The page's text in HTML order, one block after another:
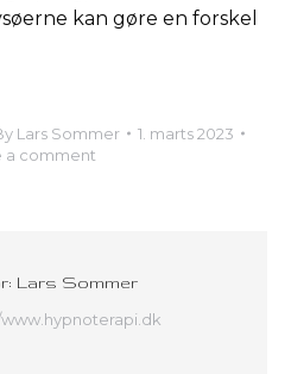
kan gøre en forskel
Lars Sommer
1. marts 2023
a comment
Lars Sommer